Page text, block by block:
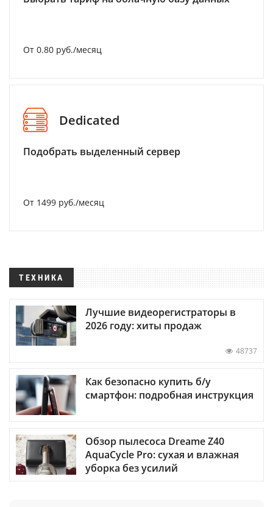
От 0.80 руб./месяц
Dedicated
Подобрать выделенный сервер
От 1499 руб./месяц
ТЕХНИКА
Лучшие видеорегистраторы в
2026 году: хиты продаж
48737
Как безопасно купить б/у
смартфон: подробная инструкция
Обзор пылесоса Dreame Z40
AquaCycle Pro: сухая и влажная
уборка без усилий